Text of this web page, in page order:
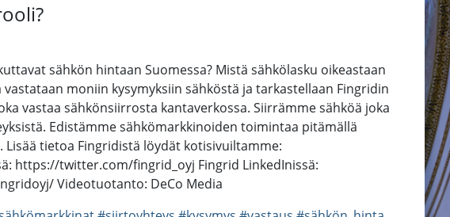
sähkön hintaan Suomessa? Mistä sähkölasku oikeastaan
moniin kysymyksiin sähköstä ja tarkastellaan Fingridin
vastaa sähkönsiirrosta kantaverkossa. Siirrämme sähköä joka
Edistämme sähkömarkkinoiden toimintaa pitämällä
tietoa Fingridistä löydät kotisivuiltamme:
https://twitter.com/fingrid_oyj Fingrid LinkedInissä:
Videotuotanto: DeCo Media